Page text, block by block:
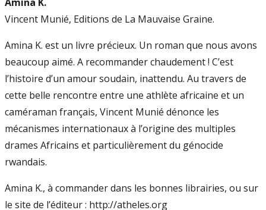
Vincent Munié, Editions de La Mauvaise Graine.
Amina K. est un livre précieux. Un roman que nous avons
beaucoup aimé. A recommander chaudement ! C’est
l’histoire d’un amour soudain, inattendu. Au travers de
cette belle rencontre entre une athlète africaine et un
caméraman français, Vincent Munié dénonce les
mécanismes internationaux à l’origine des multiples
drames Africains et particulièrement du génocide
rwandais.
Amina K., à commander dans les bonnes librairies, ou sur
le site de l’éditeur : http://atheles.org